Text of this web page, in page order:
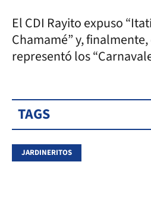
El CDI Rayito expuso
Chamamé” y,
representó los
TAGS
JARDINERITOS